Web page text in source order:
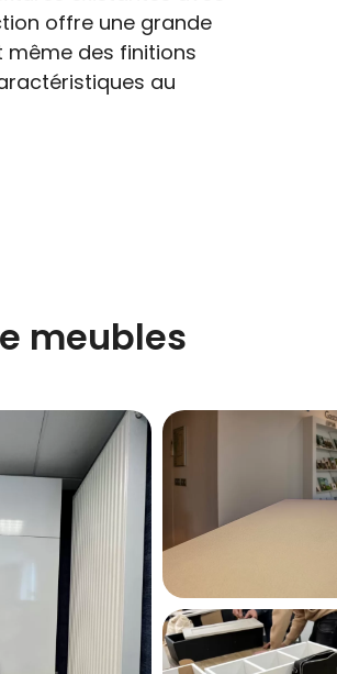
offre une grande
même des finitions
au
meubles